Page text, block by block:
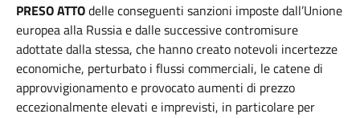
PRESO ATTOdelle conseguenti sanzioni imposte dall’Unione
europea alla Russia e dalle successive contromisure
adottate dalla stessa, che hanno creato notevoli incertezze
economiche, perturbato i flussi commerciali, le catene di
approvvigionamento e provocato aumenti di prezzo
eccezionalmente elevati e imprevisti, in particolare per